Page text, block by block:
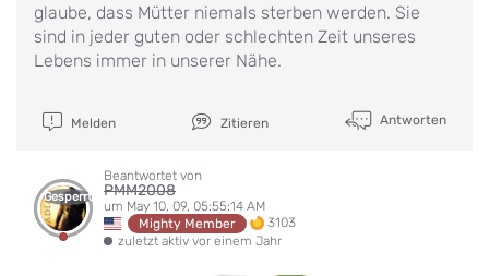
glaube, dass Mütter niemals sterben werden. Sie
sind in jeder guten oder schlechten Zeit unseres
Lebens immer in unserer Nähe.
Melden Zitieren Antworten
Gesperrt
Beantwortet von
PMM2008
um May 10, 09, 05:55:14 AM
Mighty Member
3103
zuletzt aktiv vor einem Jahr